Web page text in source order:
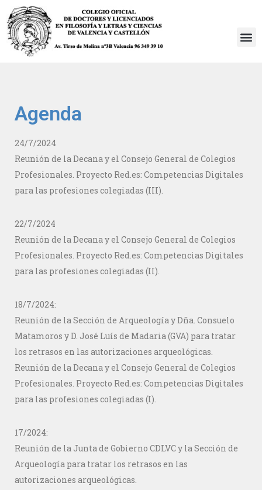
Saltar
al
Agenda
24/7/2024
Reunión de la Decana y el Consejo General de Colegios
Profesionales. Proyecto Red.es: Competencias Digitales
para las profesiones colegiadas (III).
22/7/2024
Reunión de la Decana y el Consejo General de Colegios
Profesionales. Proyecto Red.es: Competencias Digitales
para las profesiones colegiadas (II).
18/7/2024:
Reunión de la Sección de Arqueología y Dña. Consuelo
Matamoros y D. José Luís de Madaria (GVA) para tratar
los retrasos en las autorizaciones arqueológicas.
Reunión de la Decana y el Consejo General de Colegios
Profesionales. Proyecto Red.es: Competencias Digitales
para las profesiones colegiadas (I).
17/2024:
Reunión de la Junta de Gobierno CDLVC y la Sección de
Arqueología para tratar los retrasos en las
autorizaciones arqueológicas.